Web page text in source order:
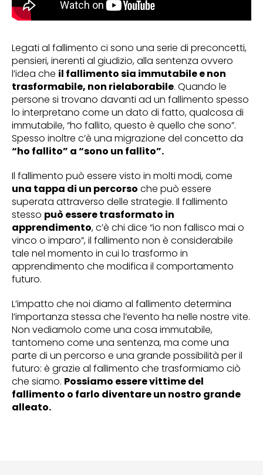
Legati al fallimento ci sono una serie di preconcetti,
pensieri, inerenti al giudizio, alla sentenza ovvero
l’idea che il fallimento sia immutabile e non
trasformabile, non rielaborabile. Quando le
persone si trovano davanti ad un fallimento spesso
lo interpretano come un dato di fatto, qualcosa di
immutabile, “ho fallito, questo è quello che sono”.
Spesso inoltre c’è una migrazione del concetto da
“ho fallito” a “sono un fallito”.
Il fallimento può essere visto in molti modi, come
una tappa di un percorso che può essere
superata attraverso delle strategie. Il fallimento
stesso può essere trasformato in
apprendimento, c’è chi dice “io non fallisco mai o
vinco o imparo”, il fallimento non è considerabile
tale nel momento in cui lo trasformo in
apprendimento che modifica il comportamento
futuro.
L’impatto che noi diamo al fallimento determina
l’importanza stessa che l’evento ha nelle nostre vite.
Non vediamolo come una cosa immutabile,
tantomeno come una sentenza, ma come una
parte di un percorso e una grande possibilità per il
futuro: è grazie al fallimento che trasformiamo ciò
che siamo. Possiamo essere vittime del
fallimento o farlo diventare un nostro grande
alleato.